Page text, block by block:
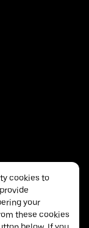
cookies to
your
these cookies